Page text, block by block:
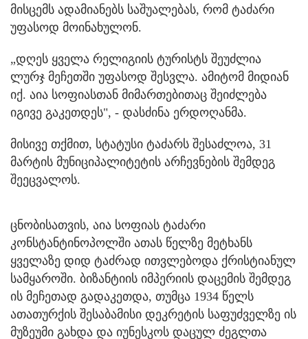
მისცემს ადამიანებს საშუალებას, რომ ტაძარი
უფასოდ მოინახულონ.
„დღეს ყველა რელიგიის ტურისტს შეუძლია
ლურჯ მეჩეთში უფასოდ შესვლა. ამიტომ მიდიან
იქ. აია სოფიასთან მიმართებითაც შეიძლება
იგივე გაკეთდეს", - დასძინა ერდოღანმა.
მისივე თქმით, სტატუსი ტაძარს შესაძლოა, 31
მარტის მუნიციპალიტეტის არჩევნების შემდეგ
შეეცვალოს.
ცნობისათვის, აია სოფიას ტაძარი
კონსტანტინოპოლში ათას წელზე მეტხანს
ყველაზე დიდ ტაძრად ითვლებოდა ქრისტიანულ
სამყაროში. ბიზანტიის იმპერიის დაცემის შემდეგ
ის მეჩეთად გადაკეთდა, თუმცა 1934 წელს
ათათურქის შესაბამისი დეკრეტის საფუძველზე ის
მუზეუმი გახდა და იუნესკოს დაცულ ძეგლთა